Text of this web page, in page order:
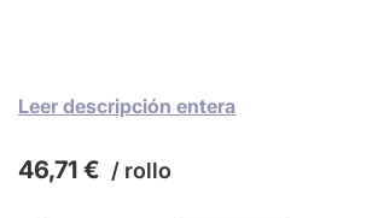
Leer descripción entera
46,71 € / rollo